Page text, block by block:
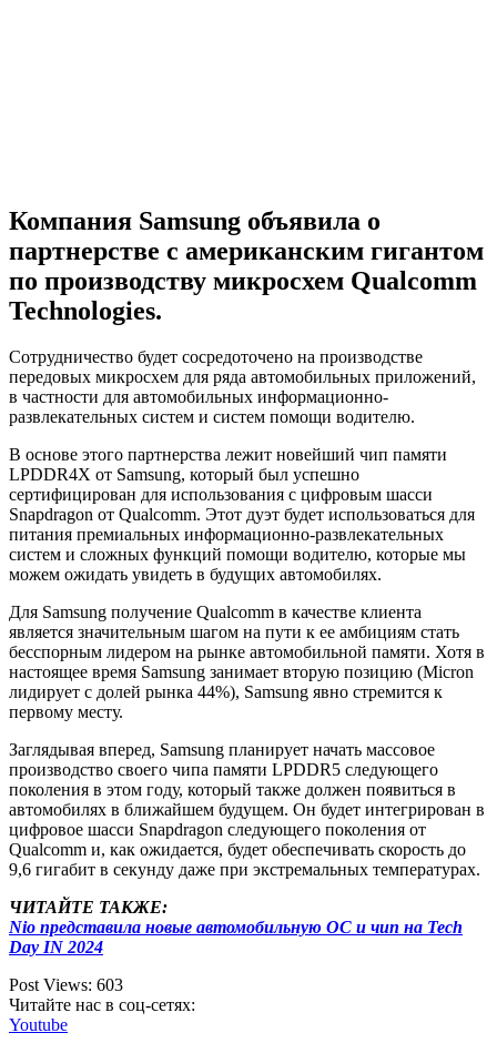
Компания Samsung объявила о
партнерстве с американским гигантом
по производству микросхем Qualcomm
Technologies.
Сотрудничество будет сосредоточено на производстве
передовых микросхем для ряда автомобильных приложений,
в частности для автомобильных информационно-
развлекательных систем и систем помощи водителю.
В основе этого партнерства лежит новейший чип памяти
LPDDR4X от Samsung, который был успешно
сертифицирован для использования с цифровым шасси
Snapdragon от Qualcomm. Этот дуэт будет использоваться для
питания премиальных информационно-развлекательных
систем и сложных функций помощи водителю, которые мы
можем ожидать увидеть в будущих автомобилях.
Для Samsung получение Qualcomm в качестве клиента
является значительным шагом на пути к ее амбициям стать
бесспорным лидером на рынке автомобильной памяти. Хотя в
настоящее время Samsung занимает вторую позицию (Micron
лидирует с долей рынка 44%), Samsung явно стремится к
первому месту.
Заглядывая вперед, Samsung планирует начать массовое
производство своего чипа памяти LPDDR5 следующего
поколения в этом году, который также должен появиться в
автомобилях в ближайшем будущем. Он будет интегрирован в
цифровое шасси Snapdragon следующего поколения от
Qualcomm и, как ожидается, будет обеспечивать скорость до
9,6 гигабит в секунду даже при экстремальных температурах.
ЧИТАЙТЕ ТАКЖЕ:
Nio представила новые автомобильную ОС и чип на Tech
Day IN 2024
Post Views: 603
Читайте нас в соц-сетях:
Youtube